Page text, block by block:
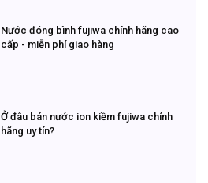
Nước đóng bình fujiwa chính hãng cao
cấp - miễn phí giao hàng
Ở đâu bán nước ion kiềm fujiwa chính
hãng uy tín?